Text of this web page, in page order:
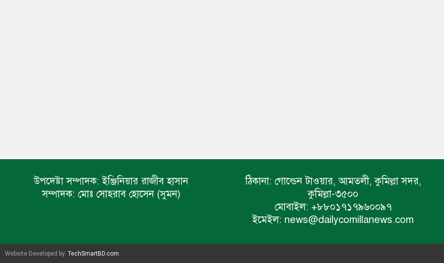
উপদেষ্টা সম্পাদক: ইঞ্জিনিয়ার রাজীব হাসান
সম্পাদক: মোঃ সোহরাব হোসেন (সুমন)
ঠিকানা: গোল্ডেন টাওয়ার, আমতলী, কুমিল্লা সদর,
কুমিল্লা-৩৫০০
মোবাইল: +৮৮০১৭১৭৯৬০০৯৭
ইমেইল: news@dailycomillanews.com
Website Developed by: TechSmartBD.com